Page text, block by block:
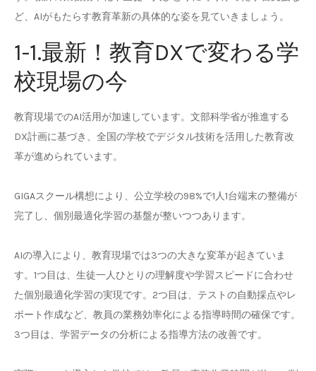
ど、AIがもたらす教育革新の具体的な姿を見ていきましょう。
1-1.最新！教育DXで変わる学
校現場の今
教育現場でのAI活用が加速しています。文部科学省が推進する
DX計画に基づき、全国の学校でデジタル技術を活用した教育改
革が進められています。
GIGAスクール構想により、公立学校の98%で1人1台端末の整備が
完了し、個別最適化学習の基盤が整いつつあります。
AIの導入により、教育現場では3つの大きな変革が起きていま
す。1つ目は、生徒一人ひとりの理解度や学習スピードに合わせ
た個別最適化学習の実現です。2つ目は、テストの自動採点やレ
ポート作成など、教員の業務効率化による指導時間の確保です。
3つ目は、学習データの分析による指導方法の改善です。